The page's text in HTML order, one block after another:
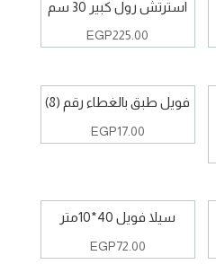
استرتش رول كبير 30 سم
EGP225.00
فويل طبق بالغطاء رقم (8)
EGP17.00
سيلا فويل 40*10متر
EGP72.00